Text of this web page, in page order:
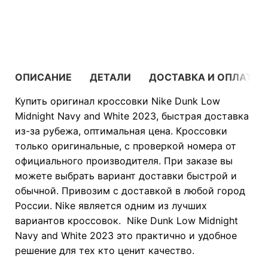
ОПИСАНИЕ ДЕТАЛИ
ДОСТАВКА И ОПЛАТА
Купить оригинал кроссовки Nike Dunk Low
Midnight Navy and White 2023, быстрая доставка
из-за рубежа, оптимальная цена. Кроссовки
только оригинальные, с проверкой номера от
официального производителя. При заказе вы
можете выбрать вариант доставки быстрой и
обычной. Привозим с доставкой в любой город
России. Nike является одним из лучших
вариантов кроссовок. Nike Dunk Low Midnight
Navy and White 2023 это практично и удобное
решение для тех кто ценит качество.